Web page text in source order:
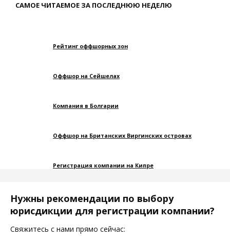
САМОЕ ЧИТАЕМОЕ ЗА ПОСЛЕДНЮЮ НЕДЕЛЮ
Рейтинг оффшорных зон
Оффшор на Сейшелах
Компания в Болгарии
Оффшор на Британских Виргинских островах
Регистрация компании на Кипре
Нужны рекомендации по выбору
юрисдикции для регистрации компании?
Свяжитесь с нами прямо сейчас: